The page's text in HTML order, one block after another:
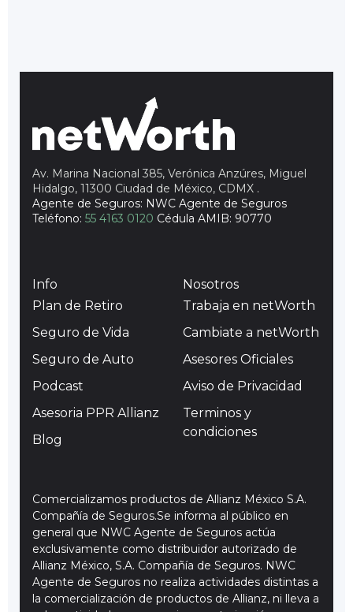
Av. Marina Nacional 385, Verónica Anzúres, Miguel
Hidalgo, 11300 Ciudad de México, CDMX .
Agente de Seguros: NWC Agente de Seguros
Teléfono: 55 4163 0120 Cédula AMIB: 90770
Info
Plan de Retiro
Seguro de Vida
Seguro de Auto
Podcast
Asesoria PPR Allianz
Blog
Nosotros
Trabaja en netWorth
Cambiate a netWorth
Asesores Oficiales
Aviso de Privacidad
Terminos y
condiciones
Comercializamos productos de Allianz México S.A.
Compañía de Seguros.Se informa al público en
general que NWC Agente de Seguros actúa
exclusivamente como distribuidor autorizado de
Allianz México, S.A. Compañía de Seguros. NWC
Agente de Seguros no realiza actividades distintas a
la comercialización de productos de Allianz, ni lleva a